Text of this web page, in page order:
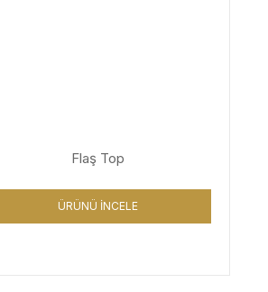
Flaş Top
ÜRÜNÜ İNCELE